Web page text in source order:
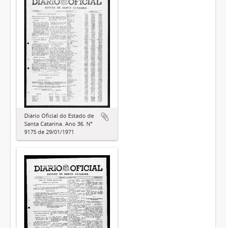
Diário Oficial do Estado de
Santa Catarina. Ano 36. N°
9175 de 29/01/1971